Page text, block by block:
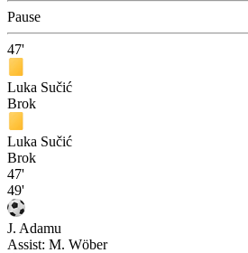
Pause
47'
Luka Sučić
Brok
Luka Sučić
Brok
47'
49'
J. Adamu
Assist: M. Wöber